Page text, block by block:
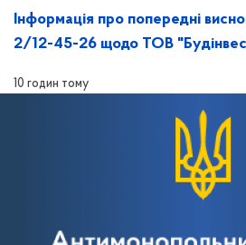
Інформація про попередні
2/12-45-26 щодо ТОВ
10 годин тому